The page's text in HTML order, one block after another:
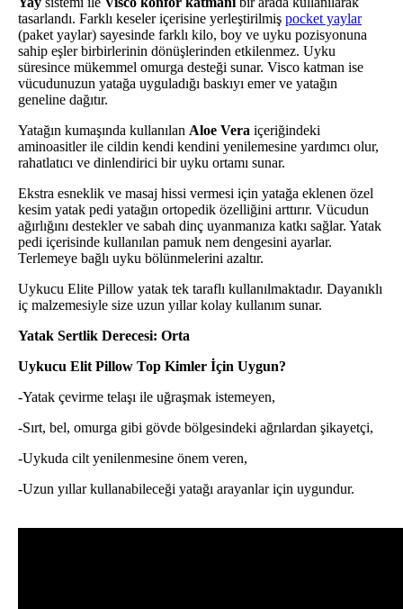
tasarlandı. Farklı keseler içerisine yerleştirilmiş pocket yaylar
(paket yaylar) sayesinde farklı kilo, boy ve uyku pozisyonuna
sahip eşler birbirlerinin dönüşlerinden etkilenmez. Uyku
süresince mükemmel omurga desteği sunar. Visco katman ise
vücudunuzun yatağa uyguladığı baskıyı emer ve yatağın
geneline dağıtır.
Yatağın kumaşında kullanılan Aloe Vera içeriğindeki
aminoasitler ile cildin kendi kendini yenilemesine yardımcı olur,
rahatlatıcı ve dinlendirici bir uyku ortamı sunar.
Ekstra esneklik ve masaj hissi vermesi için yatağa eklenen özel
kesim yatak pedi yatağın ortopedik özelliğini arttırır. Vücudun
ağırlığını destekler ve sabah dinç uyanmanıza katkı sağlar. Yatak
pedi içerisinde kullanılan pamuk nem dengesini ayarlar.
Terlemeye bağlı uyku bölünmelerini azaltır.
Uykucu Elite Pillow yatak tek taraflı kullanılmaktadır. Dayanıklı
iç malzemesiyle size uzun yıllar kolay kullanım sunar.
Yatak Sertlik Derecesi: Orta
Uykucu Elit Pillow Top Kimler İçin Uygun?
-Yatak çevirme telaşı ile uğraşmak istemeyen,
-Sırt, bel, omurga gibi gövde bölgesindeki ağrılardan şikayetçi,
-Uykuda cilt yenilenmesine önem veren,
-Uzun yıllar kullanabileceği yatağı arayanlar için uygundur.